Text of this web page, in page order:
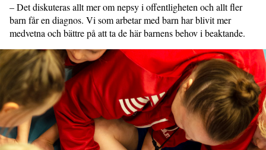
– Det diskuteras allt mer om nepsy i offentligheten och allt fler
barn får en diagnos. Vi som arbetar med barn har blivit mer
medvetna och bättre på att ta de här barnens behov i beaktande.